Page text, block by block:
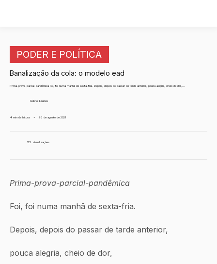
PODER E POLÍTICA
Banalização da cola: o modelo ead
Prima-prova-parcial-pandêmica Foi, foi numa manhã de sexta-fria. Depois, depois do passar de tarde anterior, pouca alegria, cheio de dor,...
Gabriel Linares
4 min de leitura • 26 de agosto de 2021
122 visualizações
Prima-prova-parcial-pandêmica
Foi, foi numa manhã de sexta-fria.
Depois, depois do passar de tarde anterior,
pouca alegria, cheio de dor,